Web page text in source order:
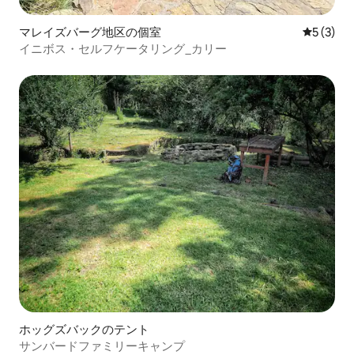
マレイズバーグ地区の個室 レビュー
5 (3)
イニボス・セルフケータリング_カリー
ホッグズバックのテント
サンバードファミリーキャンプ